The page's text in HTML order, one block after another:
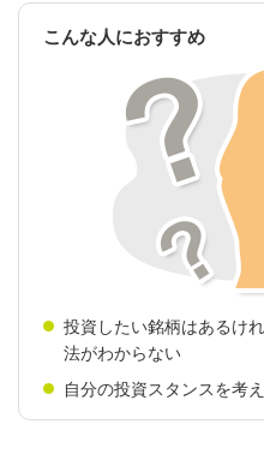
こんな人におすすめ
投資したい銘柄はあるけ
法がわからない
自分の投資スタンスを考